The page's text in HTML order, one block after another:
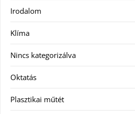
Irodalom
Klíma
Nincs kategorizálva
Oktatás
Plasztikai műtét